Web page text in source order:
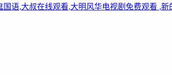
语,大叔在线观看,大明风华电视剧免费观看 ,